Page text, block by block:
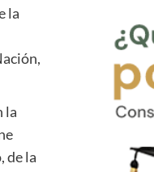
la
la
de la